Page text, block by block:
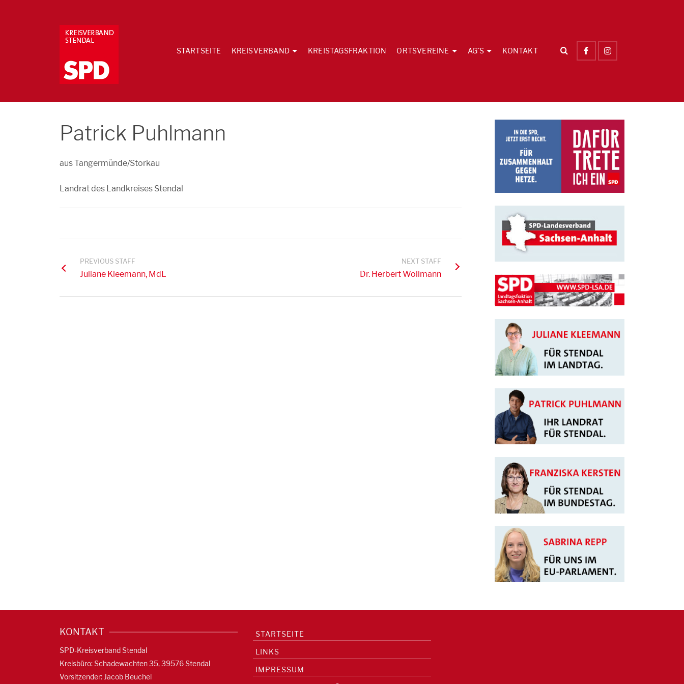
STARTSEITE KREISVERBAND KREISTAGSFRAKTION ORTSVEREINE AG´S KONTAKT
Patrick Puhlmann
aus Tangermünde/Storkau
Landrat des Landkreises Stendal
PREVIOUS STAFF
Juliane Kleemann, MdL
NEXT STAFF
Dr. Herbert Wollmann
KONTAKT
SPD-Kreisverband Stendal
Kreisbüro: Schadewachten 35, 39576 Stendal
Vorsitzender: Jacob Beuchel
STARTSEITE
LINKS
IMPRESSUM